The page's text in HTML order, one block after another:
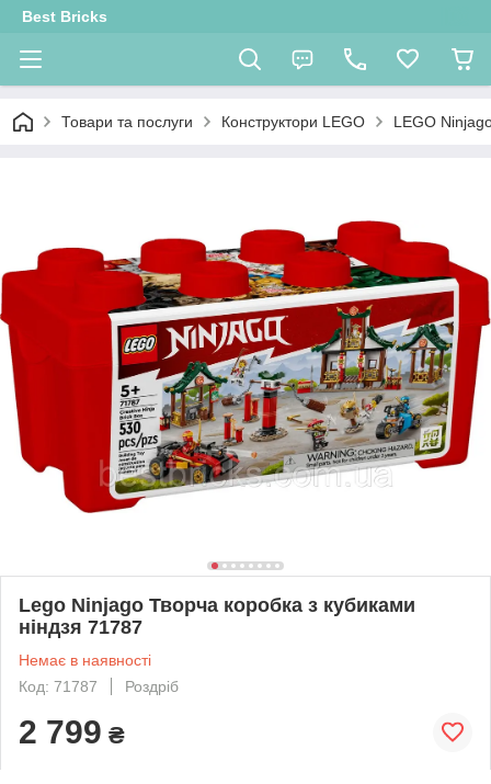
Best Bricks
Товари та послуги Конструктори LEGO LEGO
Lego Ninjago Творча коробка з кубиками
ніндзя 71787
Немає в наявності
Код: 71787
Роздріб
2 799 ₴